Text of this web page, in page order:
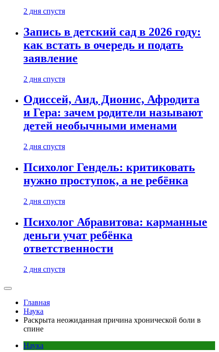
2 дня спустя
Запись в детский сад в 2026 году:
как встать в очередь и подать
заявление
2 дня спустя
Одиссей, Аид, Дионис, Афродита
и Гера: зачем родители называют
детей необычными именами
2 дня спустя
Психолог Гендель: критиковать
нужно проступок, а не ребёнка
2 дня спустя
Психолог Абравитова: карманные
деньги учат ребёнка
ответственности
2 дня спустя
Главная
Наука
Раскрыта неожиданная причина хронической боли в
спине
Наука